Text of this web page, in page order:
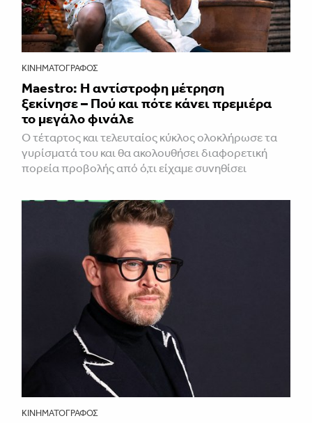
ΚΙΝΗΜΑΤΟΓΡΆΦΟΣ
Maestro: Η αντίστροφη μέτρηση
ξεκίνησε – Πού και πότε κάνει πρεμιέρα
το μεγάλο φινάλε
Ο τέταρτος και τελευταίος κύκλος ολοκλήρωσε τα
γυρίσματά του και θα ακολουθήσει διαφορετική
πορεία προβολής από ό,τι είχαμε συνηθίσει
ΚΙΝΗΜΑΤΟΓΡΆΦΟΣ